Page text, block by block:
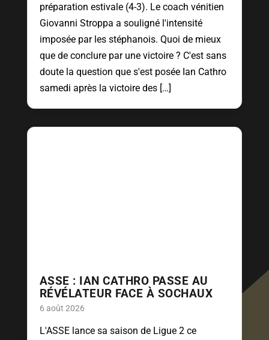
préparation estivale (4-3). Le coach vénitien
Giovanni Stroppa a souligné l'intensité
imposée par les stéphanois. Quoi de mieux
que de conclure par une victoire ? C'est sans
doute la question que s'est posée Ian Cathro
samedi après la victoire des […]
ASSE : IAN CATHRO PASSE AU
RÉVÉLATEUR FACE À SOCHAUX
6 août 2026
L'ASSE lance sa saison de Ligue 2 ce